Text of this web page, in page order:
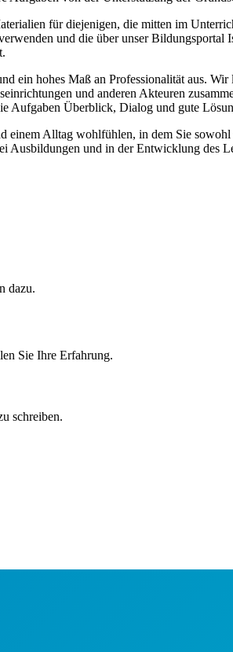
für diejenigen, die mitten im
und die über unser
ein hohes Maß an Professionalität aus.
und anderen Akteuren
Aufgaben Überblick, Dialog und gute
Alltag wohlfühlen, in dem Sie
Ausbildungen und in der Entwicklung des
dazu.
Sie Ihre Erfahrung.
schreiben.